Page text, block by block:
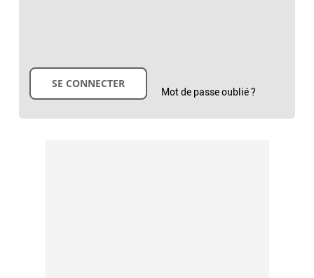
Mot de passe oublié ?